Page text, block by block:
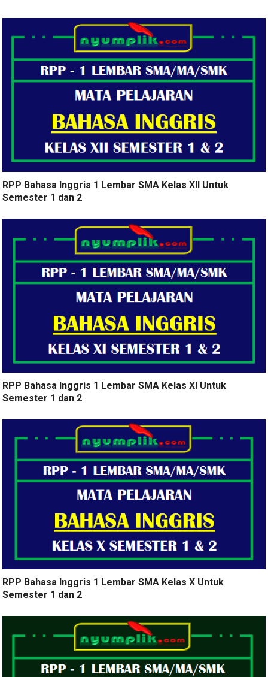
RPP Bahasa Inggris 1 Lembar SMA Kelas XII Untuk
Semester 1 dan 2
RPP Bahasa Inggris 1 Lembar SMA Kelas XI Untuk
Semester 1 dan 2
RPP Bahasa Inggris 1 Lembar SMA Kelas X Untuk
Semester 1 dan 2